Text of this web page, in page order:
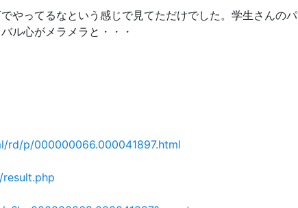
やってるなという感じで見てただけでした。学生さんのパ
ル心がメラメラと・・・
rd/p/000000066.000041897.html